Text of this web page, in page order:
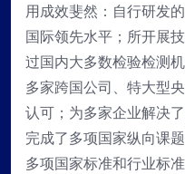
用成效斐然：自行研发
国际领先水平；所开展
过国内大多数检验检测
多家跨国公司、特大型
认可；为多家企业解决
完成了多项国家纵向课
多项国家标准和行业标